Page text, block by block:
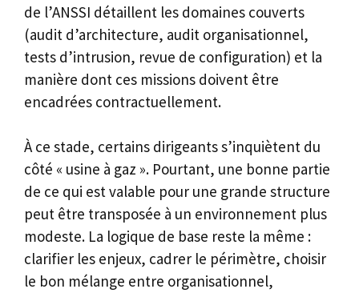
de l’ANSSI détaillent les domaines couverts
(audit d’architecture, audit organisationnel,
tests d’intrusion, revue de configuration) et la
manière dont ces missions doivent être
encadrées contractuellement.
À ce stade, certains dirigeants s’inquiètent du
côté « usine à gaz ». Pourtant, une bonne partie
de ce qui est valable pour une grande structure
peut être transposée à un environnement plus
modeste. La logique de base reste la même :
clarifier les enjeux, cadrer le périmètre, choisir
le bon mélange entre organisationnel,